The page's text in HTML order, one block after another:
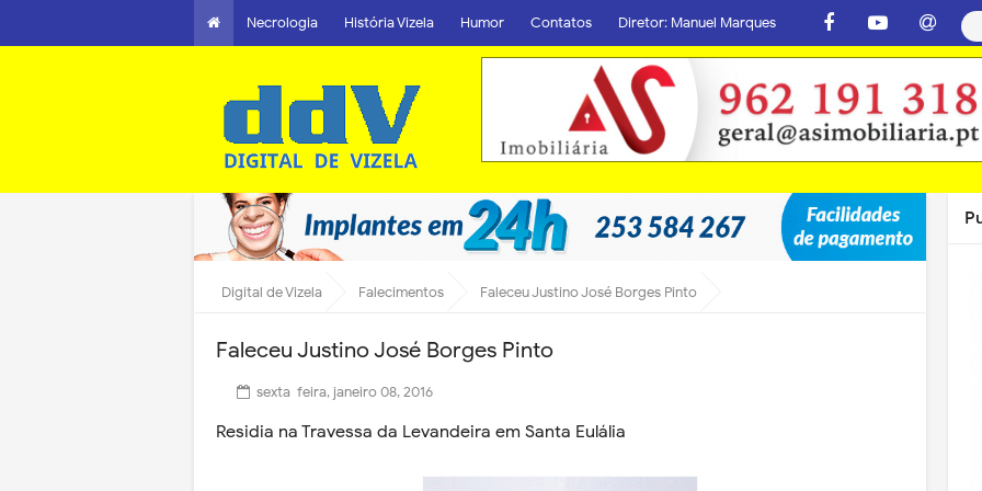
Necrologia História Vizela Humor Contatos Diretor: Manuel Marques
Digital de Vizela Falecimentos Faleceu Justino José Borges Pinto
Faleceu Justino José Borges Pinto
sexta-feira, janeiro 08, 2016
Residia na Travessa da Levandeira em Santa Eulália